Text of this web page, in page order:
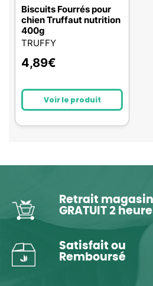
Biscuits Fourrés pour
chien Truffaut nutrition
400g
TRUFFY
4,89€
Voir le produit
Retrait magasin
GRATUIT 2
Satisfait ou
Remboursé